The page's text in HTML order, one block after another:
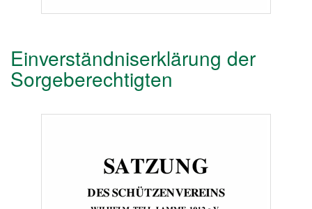
Einverständniserklärung der
Sorgeberechtigten